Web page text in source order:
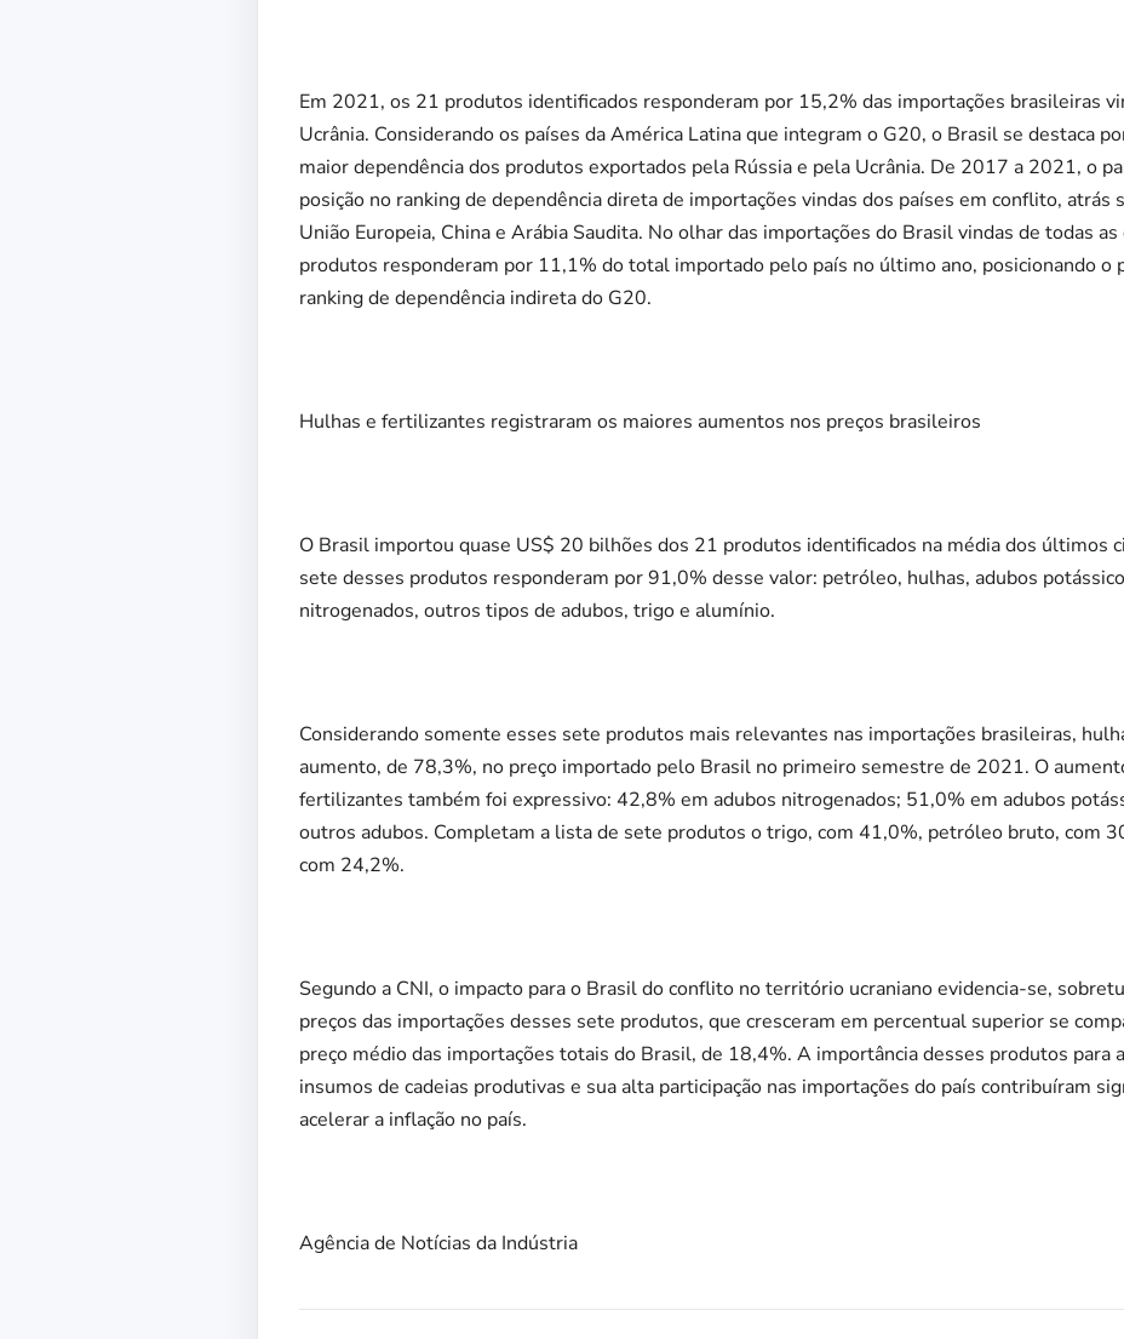
Em 2021, os 21 produtos identificados responderam por 15,2% das importações brasileiras
Ucrânia. Considerando os países da América Latina que integram o G20, o Brasil se destaca
maior dependência dos produtos exportados pela Rússia e pela Ucrânia. De 2017 a 2021, o
posição no ranking de dependência direta de importações vindas dos países em conflito, atrás
União Europeia, China e Arábia Saudita. No olhar das importações do Brasil vindas de todas
produtos responderam por 11,1% do total importado pelo país no último ano, posicionando o
ranking de dependência indireta do G20.
Hulhas e fertilizantes registraram os maiores aumentos nos preços brasileiros
O Brasil importou quase US$ 20 bilhões dos 21 produtos identificados na média dos últimos
sete desses produtos responderam por 91,0% desse valor: petróleo, hulhas, adubos
nitrogenados, outros tipos de adubos, trigo e alumínio.
Considerando somente esses sete produtos mais relevantes nas importações brasileiras,
aumento, de 78,3%, no preço importado pelo Brasil no primeiro semestre de 2021. O
fertilizantes também foi expressivo: 42,8% em adubos nitrogenados; 51,0% em adubos
outros adubos. Completam a lista de sete produtos o trigo, com 41,0%, petróleo bruto, com
com 24,2%.
Segundo a CNI, o impacto para o Brasil do conflito no território ucraniano evidencia-se,
preços das importações desses sete produtos, que cresceram em percentual superior se
preço médio das importações totais do Brasil, de 18,4%. A importância desses produtos para
insumos de cadeias produtivas e sua alta participação nas importações do país contribuíram
acelerar a inflação no país.
Agência de Notícias da Indústria